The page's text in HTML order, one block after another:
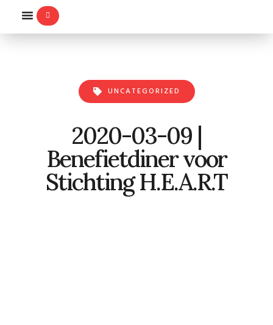
UNCATEGORIZED
2020-03-09 |
Benefietdiner voor
Stichting H.E.A.R.T